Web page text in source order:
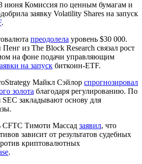
июня Комиссия по ценным бумагам и
заявку Volatility Shares на запуск
.
преодолела уровень $30 000.
из The Block Research связал рост
на фоне подачи управляющим
на запуск биткоин-ETF.
Майкл Сэйлор спрогнозировал
золота благодаря регулированию. По
закладывают основу для
CFTC Тимоти Массад заявил, что
зависит от результатов судебных
криптовалютных
.